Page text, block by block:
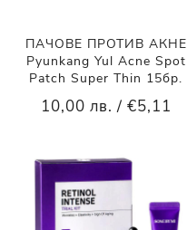
ПАЧОВЕ ПРОТИВ АКНЕ
Pyunkang Yul Acne Spot
Patch Super Thin 15бр.
10,00 лв. / €5,11